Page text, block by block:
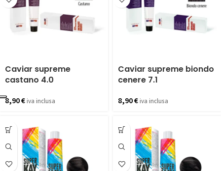
Caviar supreme
castano 4.0
8,90€iva inclusa
Caviar supreme biondo
cenere 7.1
8,90€iva inclusa